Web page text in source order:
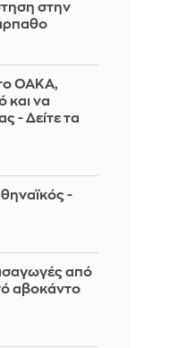
στην
ΟΑΚΑ,
και να
- Δείτε τα
-
από
αβοκάντο